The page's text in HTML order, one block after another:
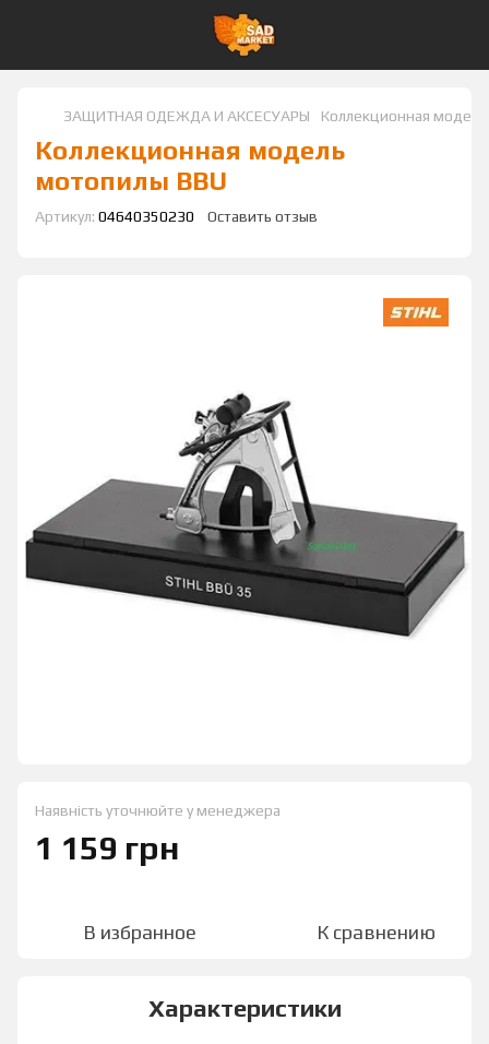
ЗАЩИТНАЯ ОДЕЖДА И АКСЕСУАРЫ Коллекционная
Коллекционная модель
мотопилы BBU
Артикул: 04640350230 Оставить отзыв
Наявність уточнюйте у менеджера
1 159 грн
В избранное К сравнению
Характеристики